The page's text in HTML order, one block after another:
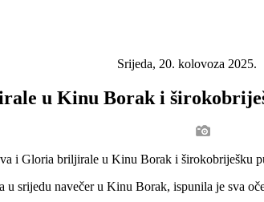
Srijeda, 20. kolovoza 2025.
u Kinu Borak i
srijedu navečer u Kinu Borak, ispunila je sva